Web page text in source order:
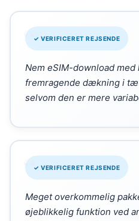
✓ VERIFICERET REJSENDE
“
Nem eSIM-download
fremragende dækning i
selvom den er mere
✓ VERIFICERET REJSENDE
“
Meget overkommelig
øjeblikkelig funktion ved